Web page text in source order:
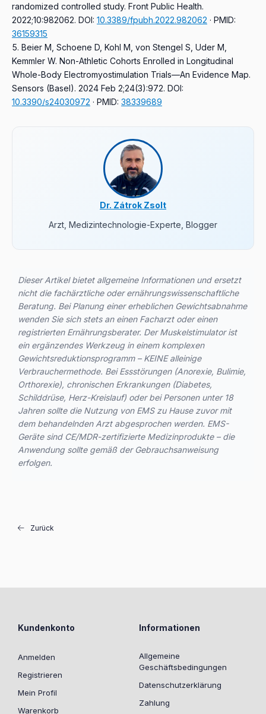
randomized controlled study. Front Public Health.
2022;10:982062. DOI: 10.3389/fpubh.2022.982062 · PMID:
36159315
Beier M, Schoene D, Kohl M, von Stengel S, Uder M,
Kemmler W. Non-Athletic Cohorts Enrolled in Longitudinal
Whole-Body Electromyostimulation Trials—An Evidence Map.
Sensors (Basel). 2024 Feb 2;24(3):972. DOI:
10.3390/s24030972 · PMID: 38339689
Dr. Zátrok Zsolt
Arzt, Medizintechnologie-Experte, Blogger
Dieser Artikel bietet allgemeine Informationen und ersetzt
nicht die fachärztliche oder ernährungswissenschaftliche
Beratung. Bei Planung einer erheblichen Gewichtsabnahme
wenden Sie sich stets an einen Facharzt oder einen
registrierten Ernährungsberater. Der Muskelstimulator ist
ein ergänzendes Werkzeug in einem komplexen
Gewichtsreduktionsprogramm – KEINE alleinige
Verbrauchermethode. Bei Essstörungen (Anorexie, Bulimie,
Orthorexie), chronischen Erkrankungen (Diabetes,
Schilddrüse, Herz-Kreislauf) oder bei Personen unter 18
Jahren sollte die Nutzung von EMS zu Hause zuvor mit
dem behandelnden Arzt abgesprochen werden. EMS-
Geräte sind CE/MDR-zertifizierte Medizinprodukte – die
Anwendung sollte gemäß der Gebrauchsanweisung
erfolgen.
Zurück
Kundenkonto
Anmelden
Registrieren
Mein Profil
Warenkorb
Informationen
Allgemeine
Geschäftsbedingungen
Datenschutzerklärung
Zahlung